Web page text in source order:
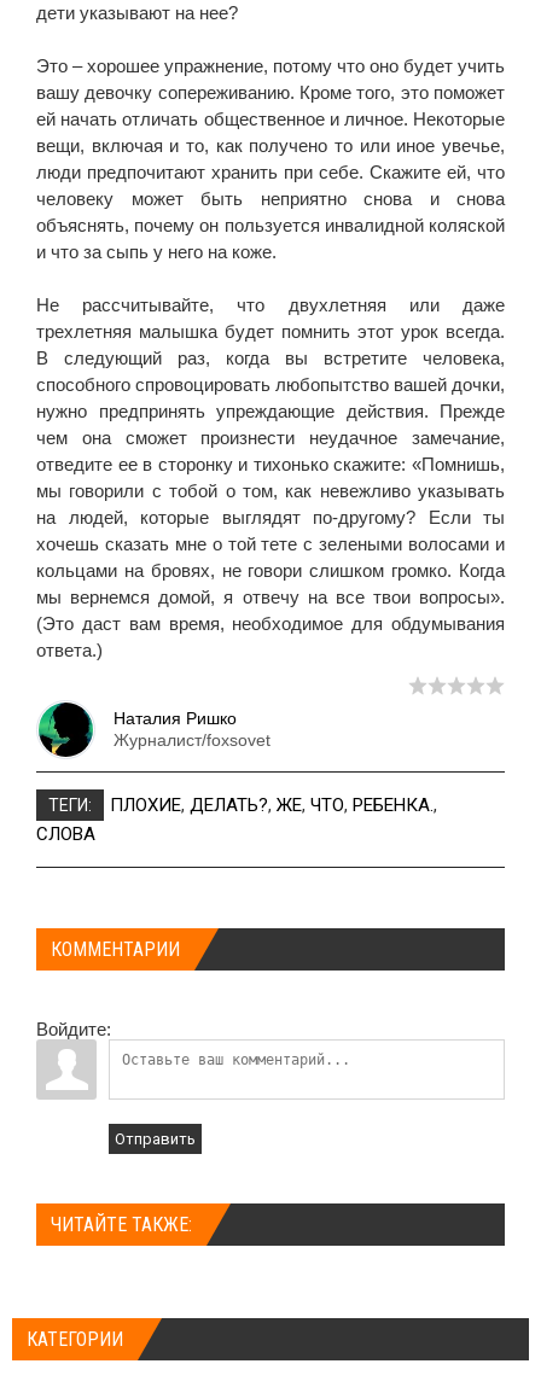
дети указывают на нее?
Это – хорошее упражнение, потому что оно будет учить
вашу девочку сопереживанию. Кроме того, это поможет
ей начать отличать общественное и личное. Некоторые
вещи, включая и то, как получено то или иное увечье,
люди предпочитают хранить при себе. Скажите ей, что
человеку может быть неприятно снова и снова
объяснять, почему он пользуется инвалидной коляской
и что за сыпь у него на коже.
Не рассчитывайте, что двухлетняя или даже
трехлетняя малышка будет помнить этот урок всегда.
В следующий раз, когда вы встретите человека,
способного спровоцировать любопытство вашей дочки,
нужно предпринять упреждающие действия. Прежде
чем она сможет произнести неудачное замечание,
отведите ее в сторонку и тихонько скажите: «Помнишь,
мы говорили с тобой о том, как невежливо указывать
на людей, которые выглядят по-другому? Если ты
хочешь сказать мне о той тете с зелеными волосами и
кольцами на бровях, не говори слишком громко. Когда
мы вернемся домой, я отвечу на все твои вопросы».
(Это даст вам время, необходимое для обдумывания
ответа.)
Наталия Ришко
Журналист/foxsovet
ТЕГИ: ПЛОХИЕ, ДЕЛАТЬ?, ЖЕ, ЧТО, РЕБЕНКА.,
СЛОВА
КОММЕНТАРИИ
Войдите:
Отправить
ЧИТАЙТЕ ТАКЖЕ:
КАТЕГОРИИ